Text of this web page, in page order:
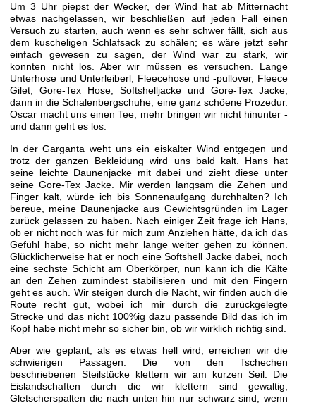
Um 3 Uhr piepst der Wecker, der Wind hat ab Mitternacht
etwas nachgelassen, wir beschließen auf jeden Fall einen
Versuch zu starten, auch wenn es sehr schwer fällt, sich aus
dem kuscheligen Schlafsack zu schälen; es wäre jetzt sehr
einfach gewesen zu sagen, der Wind war zu stark, wir
konnten nicht los. Aber wir müssen es versuchen. Lange
Unterhose und Unterleiberl, Fleecehose und -pullover, Fleece
Gilet, Gore-Tex Hose, Softshelljacke und Gore-Tex Jacke,
dann in die Schalenbergschuhe, eine ganz schöene Prozedur.
Oscar macht uns einen Tee, mehr bringen wir nicht hinunter -
und dann geht es los.
In der Garganta weht uns ein eiskalter Wind entgegen und
trotz der ganzen Bekleidung wird uns bald kalt. Hans hat
seine leichte Daunenjacke mit dabei und zieht diese unter
seine Gore-Tex Jacke. Mir werden langsam die Zehen und
Finger kalt, würde ich bis Sonnenaufgang durchhalten? Ich
bereue, meine Daunenjacke aus Gewichtsgründen im Lager
zurück gelassen zu haben. Nach einiger Zeit frage ich Hans,
ob er nicht noch was für mich zum Anziehen hätte, da ich das
Gefühl habe, so nicht mehr lange weiter gehen zu können.
Glücklicherweise hat er noch eine Softshell Jacke dabei, noch
eine sechste Schicht am Oberkörper, nun kann ich die Kälte
an den Zehen zumindest stabilisieren und mit den Fingern
geht es auch. Wir steigen durch die Nacht, wir finden auch die
Route recht gut, wobei ich mir durch die zurückgelegte
Strecke und das nicht 100%ig dazu passende Bild das ich im
Kopf habe nicht mehr so sicher bin, ob wir wirklich richtig sind.
Aber wie geplant, als es etwas hell wird, erreichen wir die
schwierigen Passagen. Die von den Tschechen
beschriebenen Steilstücke klettern wir am kurzen Seil. Die
Eislandschaften durch die wir klettern sind gewaltig,
Gletscherspalten die nach unten hin nur schwarz sind, wenn